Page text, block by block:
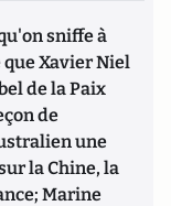
sniffe à
Xavier Niel
de la Paix
de
une
la Chine, la
Marine